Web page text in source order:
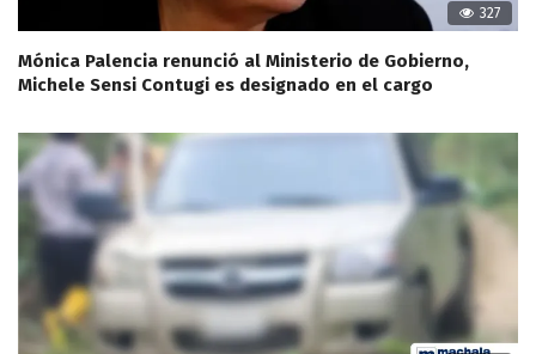
327
Mónica Palencia renunció al Ministerio de Gobierno,
Michele Sensi Contugi es designado en el cargo